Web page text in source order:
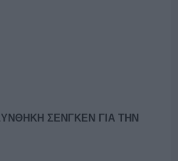
ΣΕΝΓΚΕΝ ΓΙΑ ΤΗΝ